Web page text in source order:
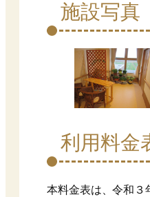
施設写真
利用料金
本料金表は、令和３